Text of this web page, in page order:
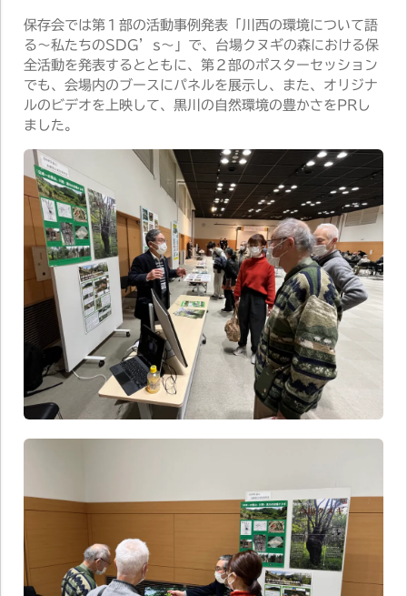
保存会では第１部の活動事例発表「川西の環境について語
る〜私たちのSDG’s〜」で、台場クヌギの森における保
全活動を発表するとともに、第２部のポスターセッション
でも、会場内のブースにパネルを展示し、また、オリジナ
ルのビデオを上映して、黒川の自然環境の豊かさをPRし
ました。